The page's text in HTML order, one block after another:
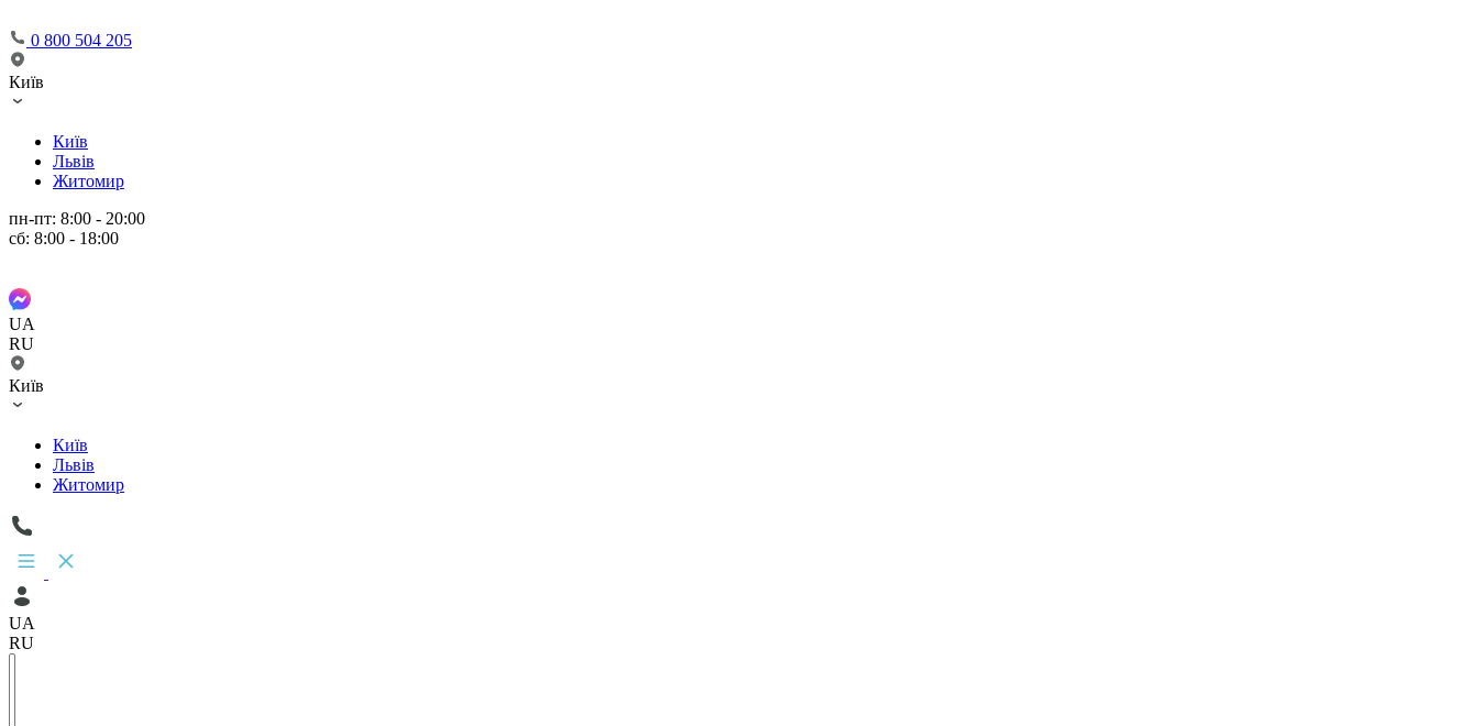
0 800 504 205
Київ
Київ
Львів
Житомир
пн-пт: 8:00 - 20:00
сб: 8:00 - 18:00
UA
RU
Київ
Київ
Львів
Житомир
UA
RU